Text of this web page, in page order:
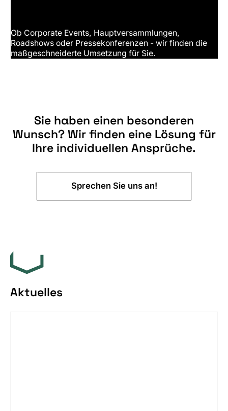
Ob Corporate Events, Hauptversammlungen,
Roadshows oder Pressekonferenzen - wir finden die
maßgeschneiderte Umsetzung für Sie.
Sie haben einen besonderen
Wunsch? Wir finden eine Lösung für
Ihre individuellen Ansprüche.
Sprechen Sie uns an!
Aktuelles